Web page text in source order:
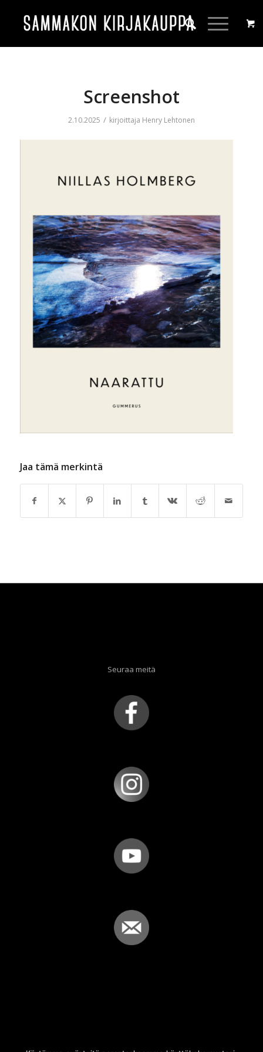
Screenshot
2.10.2025 / kirjoittaja Henry Lehtonen
Jaa tämä merkintä
Seuraa meitä